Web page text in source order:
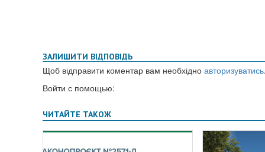
ЗАЛИШИТИ ВІДПОВІДЬ
Щоб відправити коментар вам необхідно авторизуватись
Войти с помощью: